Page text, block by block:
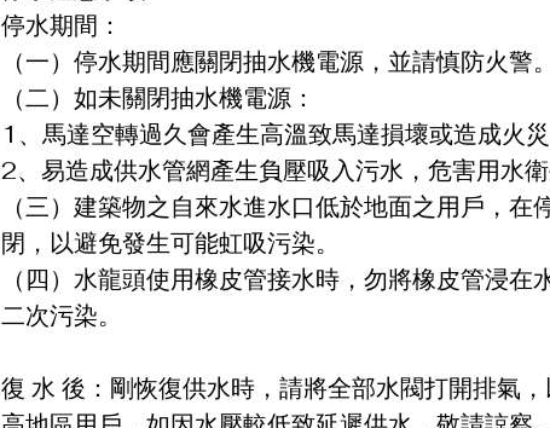
停水期間：
（一）停水期間應關閉抽水機電源，並請慎防火警。
（二）如未關閉抽水機電源：
1、馬達空轉過久會產生高溫致馬達損壞或造成火災
2、易造成供水管網產生負壓吸入污水，危害用水衛
（三）建築物之自來水進水口低於地面之用戶，
閉，以避免發生可能虹吸污染。
（四）水龍頭使用橡皮管接水時，勿將橡皮管浸
二次污染。
復 水 後：剛恢復供水時，請將全部水閥打開排氣